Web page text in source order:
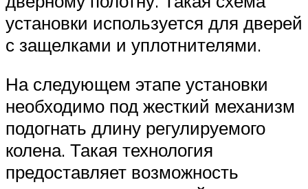
установки используется для дверей
с защелками и уплотнителями.
На следующем этапе установки
необходимо под жесткий механизм
подогнать длину регулируемого
колена. Такая технология
предоставляет возможность